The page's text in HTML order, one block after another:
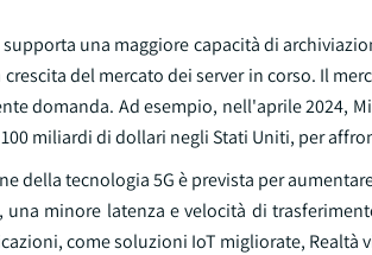
una maggiore capacità di
del mercato dei server in corso. Il
domanda. Ad esempio, nell'aprile 2024,
miliardi di dollari negli Stati Uniti, per
della tecnologia 5G è prevista per
una minore latenza e velocità di
come soluzioni IoT migliorate, Realtà